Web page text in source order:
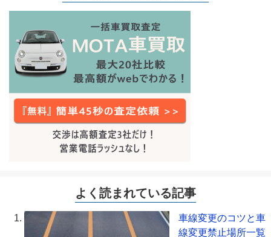
よく読まれている記事
車線変更のコツと車
線変更禁止場所一覧